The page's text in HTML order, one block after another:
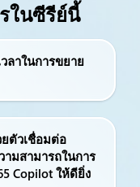
ในซีรีย์นี้
ลาในการขยาย
ตัวเชื่อมต่อ
ามสามารถในการ
Copilot ให้ดียิ่ง